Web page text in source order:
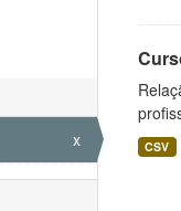
x CSV